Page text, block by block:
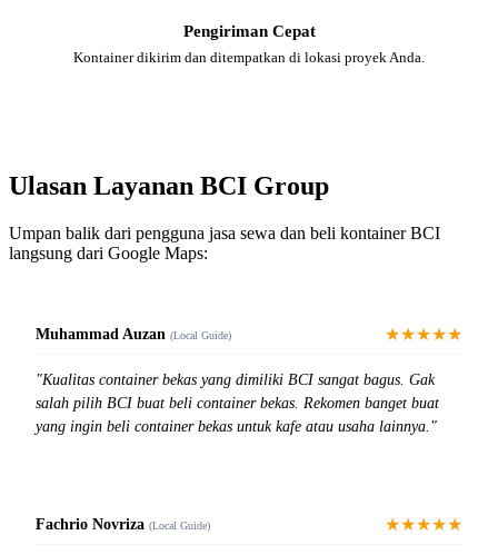
Pengiriman Cepat
Kontainer dikirim dan ditempatkan di lokasi proyek Anda.
Ulasan Layanan BCI Group
Umpan balik dari pengguna jasa sewa dan beli kontainer BCI
langsung dari Google Maps:
Muhammad Auzan (Local Guide) ★★★★★
"Kualitas container bekas yang dimiliki BCI sangat bagus. Gak
salah pilih BCI buat beli container bekas. Rekomen banget buat
yang ingin beli container bekas untuk kafe atau usaha lainnya."
Fachrio Novriza (Local Guide) ★★★★★